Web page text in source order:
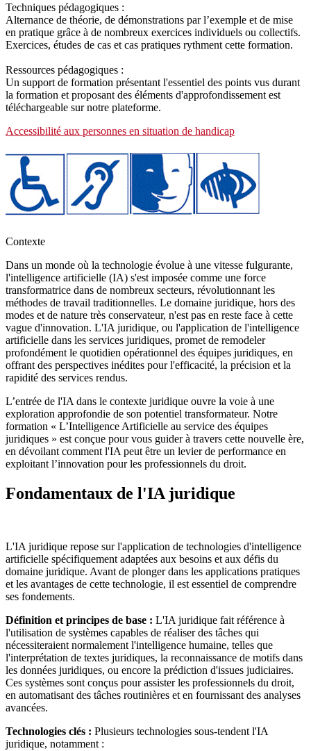
Techniques pédagogiques :
Alternance de théorie, de démonstrations par l’exemple et de mise
en pratique grâce à de nombreux exercices individuels ou collectifs.
Exercices, études de cas et cas pratiques rythment cette formation.
Ressources pédagogiques :
Un support de formation présentant l'essentiel des points vus durant
la formation et proposant des éléments d'approfondissement est
téléchargeable sur notre plateforme.
Accessibilité aux personnes en situation de handicap
Contexte
Dans un monde où la technologie évolue à une vitesse fulgurante,
l'intelligence artificielle (IA) s'est imposée comme une force
transformatrice dans de nombreux secteurs, révolutionnant les
méthodes de travail traditionnelles. Le domaine juridique, hors des
modes et de nature très conservateur, n'est pas en reste face à cette
vague d'innovation. L'IA juridique, ou l'application de l'intelligence
artificielle dans les services juridiques, promet de remodeler
profondément le quotidien opérationnel des équipes juridiques, en
offrant des perspectives inédites pour l'efficacité, la précision et la
rapidité des services rendus.
L’entrée de l'IA dans le contexte juridique ouvre la voie à une
exploration approfondie de son potentiel transformateur. Notre
formation « L’Intelligence Artificielle au service des équipes
juridiques » est conçue pour vous guider à travers cette nouvelle ère,
en dévoilant comment l'IA peut être un levier de performance en
exploitant l’innovation pour les professionnels du droit.
Fondamentaux de l'IA juridique
L'IA juridique repose sur l'application de technologies d'intelligence
artificielle spécifiquement adaptées aux besoins et aux défis du
domaine juridique. Avant de plonger dans les applications pratiques
et les avantages de cette technologie, il est essentiel de comprendre
ses fondements.
Définition et principes de base : L'IA juridique fait référence à
l'utilisation de systèmes capables de réaliser des tâches qui
nécessiteraient normalement l'intelligence humaine, telles que
l'interprétation de textes juridiques, la reconnaissance de motifs dans
les données juridiques, ou encore la prédiction d'issues judiciaires.
Ces systèmes sont conçus pour assister les professionnels du droit,
en automatisant des tâches routinières et en fournissant des analyses
avancées.
Technologies clés : Plusieurs technologies sous-tendent l'IA
juridique, notamment :